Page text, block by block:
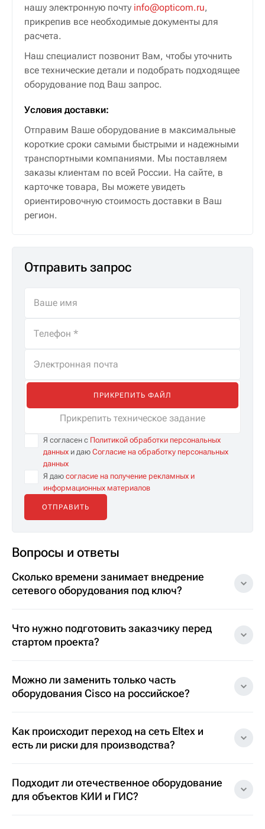
нашу электронную почту info@opticom.ru,
прикрепив все необходимые документы для
расчета.
Наш специалист позвонит Вам, чтобы уточнить
все технические детали и подобрать подходящее
оборудование под Ваш запрос.
Условия доставки:
Отправим Ваше оборудование в максимальные
короткие сроки самыми быстрыми и надежными
транспортными компаниями. Мы поставляем
заказы клиентам по всей России. На сайте, в
карточке товара, Вы можете увидеть
ориентировочную стоимость доставки в Ваш
регион.
Отправить запрос
ПРИКРЕПИТЬ ФАЙЛ
Прикрепить техническое задание
Я согласен с Политикой обработки персональных
данных и даю Согласие на обработку персональных
данных
Я даю согласие на получение рекламных и
информационных материалов
Вопросы и ответы
Сколько времени занимает внедрение
сетевого оборудования под ключ?
Что нужно подготовить заказчику перед
стартом проекта?
Можно ли заменить только часть
оборудования Cisco на российское?
Как происходит переход на сеть Eltex и
есть ли риски для производства?
Подходит ли отечественное оборудование
для объектов КИИ и ГИС?